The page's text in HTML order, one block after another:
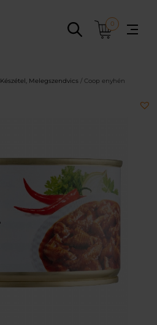
0
Készétel, Melegszendvics / Coop enyhén